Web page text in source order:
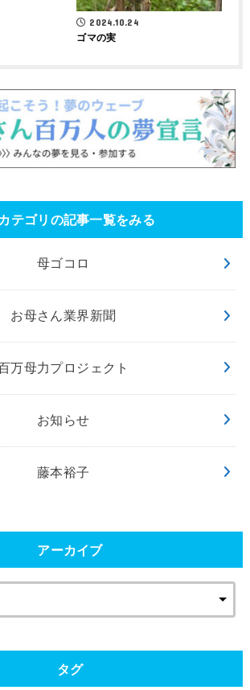
2024.10.24
ゴマの実
テゴリの記事一覧をみる
母ゴコロ
お母さん業界新聞
万母力プロジェクト
お知らせ
藤本裕子
アーカイブ
タグ